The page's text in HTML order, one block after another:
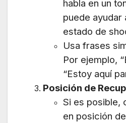
habla en un
puede ayudar
estado de
Usa frases
Por ejemplo,
“Estoy aquí
Posición de
Si es posible,
en posición